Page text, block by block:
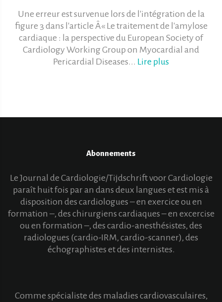
Une erreur est survenue lors de l'intégration de la
figure 3 dans l'article Â« Le traitement de l'amylose
cardiaque : la perspective du European Society of
Cardiology Working Group on Myocardial and
Pericardial Diseases... Lire plus
Abonnements
Le Journal de Cardiologie/Tijdschrift voor Cardiologie
paraît huit fois par an dans deux langues et est mis à
disposition des cardiologues – en exercice ou en
formation –, des chirurgiens cardiaques – en excercise
ou en formation –, des cardio-anesthésistes, des
radiologues (cardio-IRM, cardio-scanner), des
échographistes et des internistes.
Comme spécialiste des maladies cardiovasculaires,